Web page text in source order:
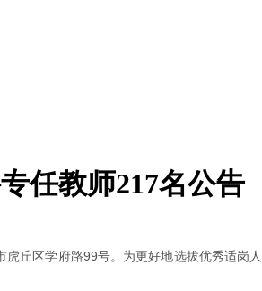
任教师217名公告
丘区学府路99号。为更好地选拔优秀适